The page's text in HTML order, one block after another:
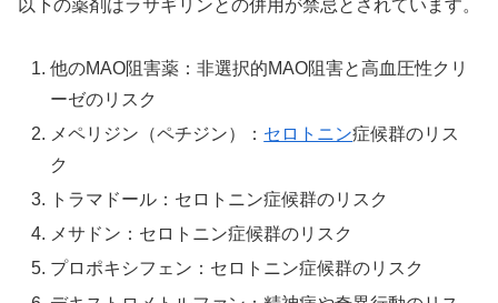
以下の薬剤はラサギリンとの併用が禁忌とされています。
他のMAO阻害薬：非選択的MAO阻害と高血圧性クリ
ーゼのリスク
メペリジン（ペチジン）： セロトニン症候群のリス
ク
トラマドール：セロトニン症候群のリスク
メサドン：セロトニン症候群のリスク
プロポキシフェン：セロトニン症候群のリスク